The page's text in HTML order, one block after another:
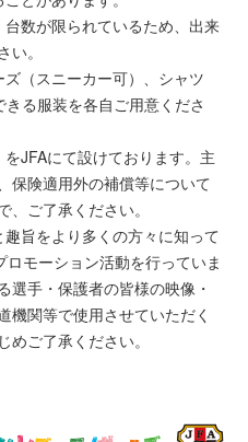
数が限られているため、出来
。
（スニーカー可）、シャツ
きる服装を各自ご用意くださ
JFAにて設けております。主
保険適用外の補償等について
ご了承ください。
旨をより多くの方々に知って
モーション活動を行っていま
選手・保護者の皆様の映像・
機関等で使用させていただく
ご了承ください。